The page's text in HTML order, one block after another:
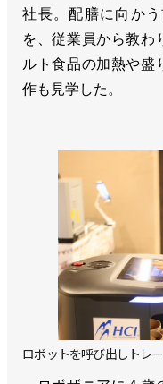
社長。配膳に向か
を、従業員から教わ
ルト食品の加熱や盛
作も見学した。
ロボットを呼び出しトレ